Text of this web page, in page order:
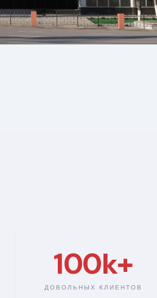
100k+
ДОВОЛЬНЫХ КЛИЕНТОВ